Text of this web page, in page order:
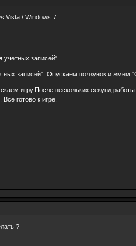
Vista / Windows 7
записей"
записей". Опускаем ползунок и жмем
игру.После нескольких секунд
готово к игре.
?